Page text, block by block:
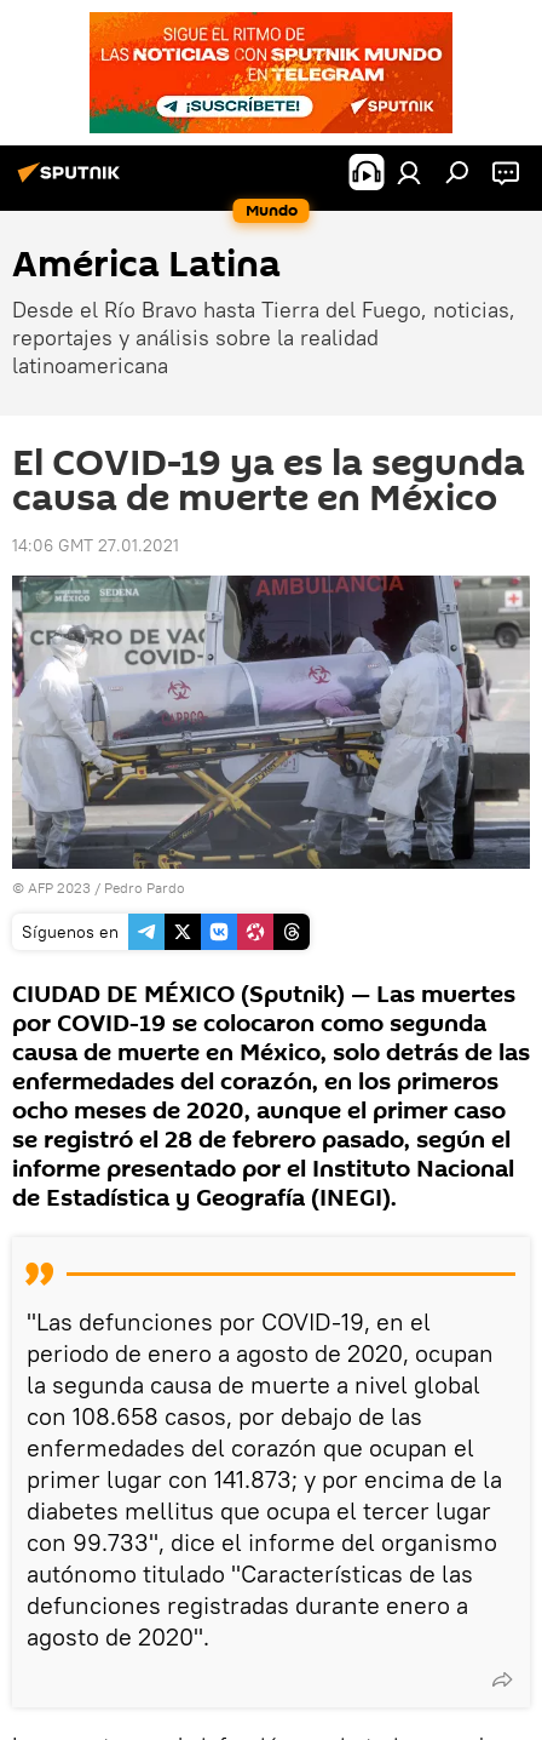
Mundo
América Latina
Desde el Río Bravo hasta Tierra del Fuego, noticias,
reportajes y análisis sobre la realidad
latinoamericana
El COVID-19 ya es la segunda
causa de muerte en México
14:06 GMT 27.01.2021
© AFP 2023 / Pedro Pardo
Síguenos en
CIUDAD DE MÉXICO (Sputnik) — Las muertes
por COVID-19 se colocaron como segunda
causa de muerte en México, solo detrás de las
enfermedades del corazón, en los primeros
ocho meses de 2020, aunque el primer caso
se registró el 28 de febrero pasado, según el
informe presentado por el Instituto Nacional
de Estadística y Geografía (INEGI).
"Las defunciones por COVID-19, en el
periodo de enero a agosto de 2020, ocupan
la segunda causa de muerte a nivel global
con 108.658 casos, por debajo de las
enfermedades del corazón que ocupan el
primer lugar con 141.873; y por encima de la
diabetes mellitus que ocupa el tercer lugar
con 99.733", dice el informe del organismo
autónomo titulado "Características de las
defunciones registradas durante enero a
agosto de 2020".